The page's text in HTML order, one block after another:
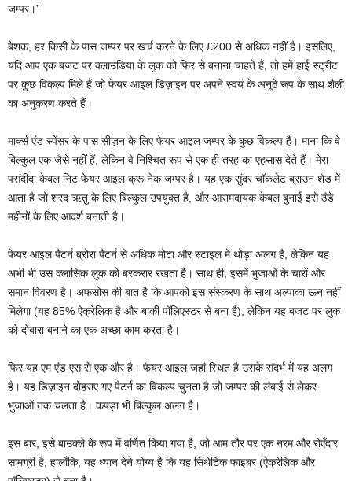
जम्पर।”
बेशक, हर किसी के पास जम्पर पर खर्च करने के लिए £200 से अधिक नहीं है। इसलिए,
यदि आप एक बजट पर क्लाउडिया के लुक को फिर से बनाना चाहते हैं, तो हमें हाई स्ट्रीट
पर कुछ विकल्प मिले हैं जो फेयर आइल डिज़ाइन पर अपने स्वयं के अनूठे रूप के साथ शैली
का अनुकरण करते हैं।
मार्क्स एंड स्पेंसर के पास सीज़न के लिए फेयर आइल जम्पर के कुछ विकल्प हैं। माना कि वे
बिल्कुल एक जैसे नहीं हैं, लेकिन वे निश्चित रूप से एक ही तरह का एहसास देते हैं। मेरा
पसंदीदा केबल निट फेयर आइल क्रू नेक जम्पर है। यह एक सुंदर चॉकलेट ब्राउन शेड में
आता है जो शरद ऋतु के लिए बिल्कुल उपयुक्त है, और आरामदायक केबल बुनाई इसे ठंडे
महीनों के लिए आदर्श बनाती है।
फेयर आइल पैटर्न ब्रोरा पैटर्न से अधिक मोटा और स्टाइल में थोड़ा अलग है, लेकिन यह
अभी भी उस क्लासिक लुक को बरकरार रखता है। साथ ही, इसमें भुजाओं के चारों ओर
समान विवरण है। अफसोस की बात है कि आपको इस संस्करण के साथ अल्पाका ऊन नहीं
मिलेगा (यह 85% ऐक्रेलिक है और बाकी पॉलिएस्टर से बना है), लेकिन यह बजट पर लुक
को दोबारा बनाने का एक अच्छा काम करता है।
फिर यह एम एंड एस से एक और है। फेयर आइल जहां स्थित है उसके संदर्भ में यह अलग
है। यह डिज़ाइन दोहराए गए पैटर्न का विकल्प चुनता है जो जम्पर की लंबाई से लेकर
भुजाओं तक चलता है। कपड़ा भी बिल्कुल अलग है।
इस बार, इसे बाउक्ले के रूप में वर्णित किया गया है, जो आम तौर पर एक नरम और रोएँदार
सामग्री है; हालाँकि, यह ध्यान देने योग्य है कि यह सिंथेटिक फाइबर (ऐक्रेलिक और